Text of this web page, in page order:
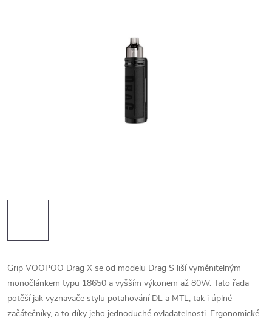
Grip VOOPOO Drag X se od modelu Drag S liší vyměnitelným
monočlánkem typu 18650 a vyšším výkonem až 80W. Tato řada
potěší jak vyznavače stylu potahování DL a MTL, tak i úplné
začátečníky, a to díky jeho jednoduché ovladatelnosti. Ergonomické